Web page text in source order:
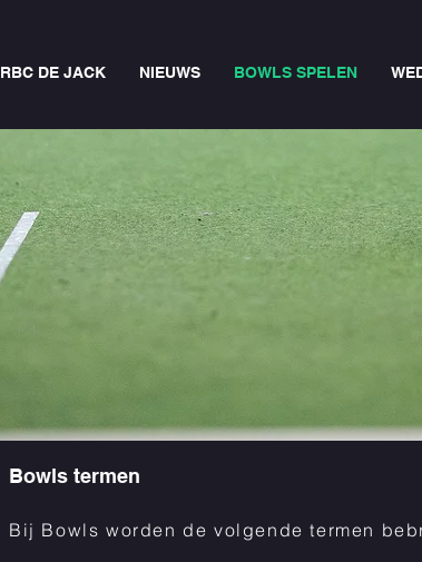
RBC DE JACK NIEUWS BOWLS SPELEN
Bowls termen
Bij Bowls worden de volgende termen